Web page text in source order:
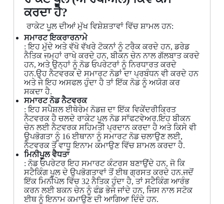
ਕਰਦਾ ਹੈ?
ਰਾਕੇਟ ਪੂਲ ਦੀਆਂ ਮੁੱਖ ਵਿਸ਼ੇਸ਼ਤਾਵਾਂ ਵਿੱਚ ਸ਼ਾਮਲ ਹਨ:
ਸਮਾਰਟ ਇਕਰਾਰਨਾਮੇ
: ਇਹ ਮੁੱਦੇ ਅਤੇ ਵੱਖੋ ਵੱਖਰੇ ਟੋਕਨਾਂ ਨੂੰ ਟਰੈਕ ਕਰਦੇ ਹਨ, ਡਰੇਡ
ਨੈਤਿਕ ਜਮ੍ਹਾਂ ਰਾਖੇ ਕਰਦੇ ਹਨ, ਬੀਕਨ ਚੇਨ ਨਾਲ ਗੱਲਬਾਤ ਕਰਦੇ
ਹਨ, ਅਤੇ ਉਨ੍ਹਾਂ ਨੂੰ ਨੋਡ ਓਪਰੇਟਰਾਂ ਨੂੰ ਨਿਰਧਾਰਤ ਕਰਦੇ
ਹਨ.ਉਹ ਨੈਟਵਰਕ ਦੇ ਸਮਾਰਟ ਨੋਡਾਂ ਦਾ ਪ੍ਰਬੰਧਨ ਵੀ ਕਰਦੇ ਹਨ
ਅਤੇ ਜੇ ਇਹ ਅਸਫਲ ਹੁੰਦਾ ਹੈ ਤਾਂ ਇੱਕ ਨੋਡ ਨੂੰ ਅਯੋਗ ਕਰ
ਸਕਦਾ ਹੈ.
ਸਮਾਰਟ ਨੋਡ ਨੈਟਵਰਕ
: ਇਹ ਸਪੈਸ਼ਲ ਈਥੇਰੇਮ ਨੋਡਜ਼ ਦਾ ਇੱਕ ਵਿਕੇਂਦਰੀਕ੍ਰਿਤ
ਨੈਟਵਰਕ ਹੈ ਚਲਦੇ ਰਾਕੇਟ ਪੂਲ ਨੋਡ ਸਾੱਫਟਵੇਅਰ.ਇਹ ਬੀਕਨ
ਚੇਨ ਲਈ ਨੈਟਵਰਕ ਸਹਿਮਤੀ ਪ੍ਰਦਾਨ ਕਰਦਾ ਹੈ ਅਤੇ ਕਿਸੇ ਵੀ
ਉਪਭੋਗਤਾ ਨੂੰ 16 ਈਥਾਨਾ ਨੂੰ ਸਮਾਰਟ ਨੋਡ ਚਲਾਉਣ ਲਈ,
ਨੈਟਵਰਕ ਤੋਂ ਵਾਧੂ ਇਨਾਮ ਕਮਾਉਣ ਵਿੱਚ ਸ਼ਾਮਲ ਕਰਦਾ ਹੈ.
ਮਿਨੀਪੂਲ ਵੈਧਤਾ
: ਨੋਡ ਓਪਰੇਟਰ ਇਹ ਸਮਾਰਟ ਕੰਟਰਸ ਬਣਾਉਂਦੇ ਹਨ, ਜੋ ਕਿ
ਸਟੈਕਿੰਗ ਪੂਲ ਦੇ ਉਪਭੋਗਤਾਵਾਂ ਤੋਂ ਈਥ ਗ੍ਰਸਤ ਕਰਦੇ ਹਨ.ਜਦੋਂ
ਇੱਕ ਮਿਨੀਪੋਲ ਵਿੱਚ 32 ਨੈਤਿਕ ਹੁੰਦਾ ਹੈ, ਤਾਂ ਸਟੈਕਿੰਗ ਆਰੰਭ
ਕਰਨ ਲਈ ਬਕਨ ਚੇਨ ਨੂੰ ਫੰਡ ਭੇਜੇ ਜਾਂਦੇ ਹਨ, ਜਿਸ ਨਾਲ ਸਟੋਕ
ਈਥ ਨੂੰ ਇਨਾਮ ਕਮਾਉਣ ਦੀ ਆਗਿਆ ਦਿੰਦੇ ਹਨ.